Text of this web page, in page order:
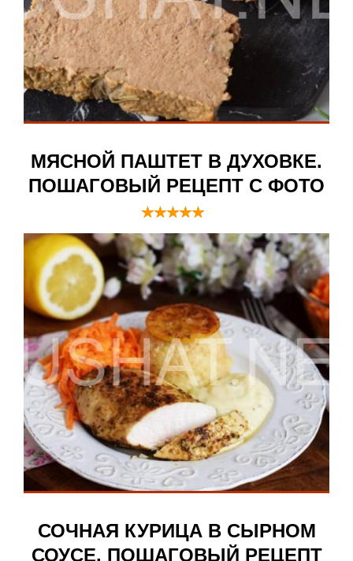
МЯСНОЙ ПАШТЕТ В ДУХОВКЕ.
ПОШАГОВЫЙ РЕЦЕПТ С ФОТО
СОЧНАЯ КУРИЦА В СЫРНОМ
СОУСЕ. ПОШАГОВЫЙ РЕЦЕПТ